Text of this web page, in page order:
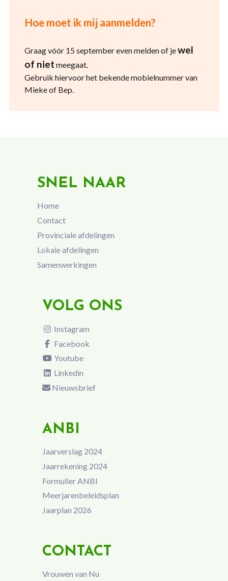
Hoe moet ik mij aanmelden?
Graag vóór 15 september even melden of jewel
of niet meegaat.
Gebruik hiervoor het bekende mobielnummer van
Mieke of Bep.
SNEL NAAR
Home
Contact
Provinciale afdelingen
Lokale afdelingen
Samenwerkingen
VOLG ONS
Instagram
Facebook
Youtube
Linkedin
Nieuwsbrief
ANBI
Jaarverslag 2024
Jaarrekening 2024
Formulier ANBI
Meerjarenbeleidsplan
Jaarplan 2026
CONTACT
Vrouwen van Nu